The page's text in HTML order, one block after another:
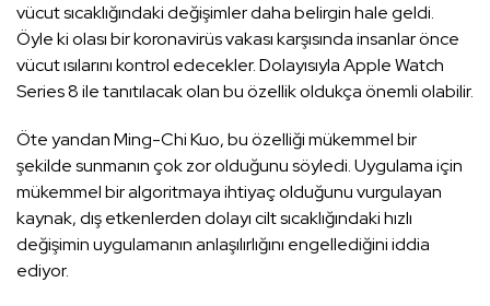
vücut sıcaklığındaki değişimler daha belirgin hale geldi.
Öyle ki olası bir koronavirüs vakası karşısında insanlar önce
vücut ısılarını kontrol edecekler. Dolayısıyla Apple Watch
Series 8 ile tanıtılacak olan bu özellik oldukça önemli olabilir.
Öte yandan Ming-Chi Kuo, bu özelliği mükemmel bir
şekilde sunmanın çok zor olduğunu söyledi. Uygulama için
mükemmel bir algoritmaya ihtiyaç olduğunu vurgulayan
kaynak, dış etkenlerden dolayı cilt sıcaklığındaki hızlı
değişimin uygulamanın anlaşılırlığını engellediğini iddia
ediyor.